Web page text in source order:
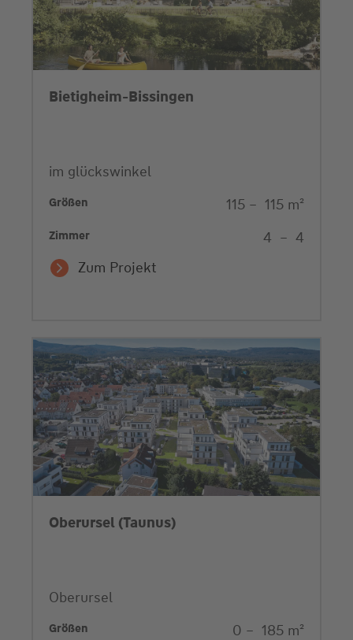
Bietigheim-Bissingen
im glückswinkel
Größen 115 – 115 m²
Zimmer 4 – 4
Zum Projekt
Oberursel (Taunus)
Oberursel
Größen 0 – 185 m²